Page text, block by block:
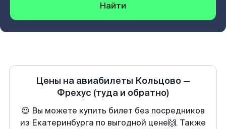
Найти
Цены на авиабилеты Кольцово —
Фрехус (туда и обратно)
😍 Вы можете купить билет без посредников
из Екатеринбурга по выгодной цене🙌. Также